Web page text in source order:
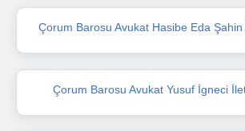
Çorum Barosu Avukat Hasibe Eda
Çorum Barosu Avukat Yusuf İgneci